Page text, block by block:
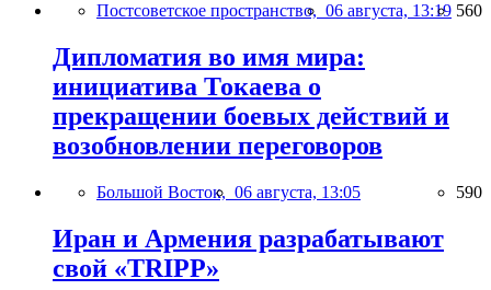
Постсоветское пространство, 06 августа, 13:19 560
Дипломатия во имя мира:
инициатива Токаева о
прекращении боевых действий и
возобновлении переговоров
Большой Восток, 06 августа, 13:05 590
Иран и Армения разрабатывают
свой «TRIPP»